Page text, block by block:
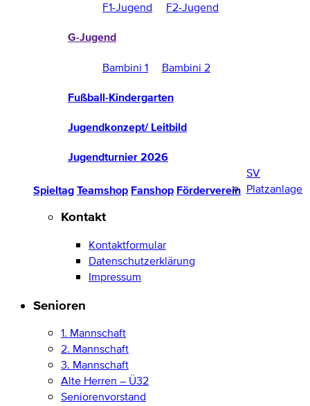
F1-Jugend F2-Jugend
G-Jugend
Bambini 1 Bambini 2
Fußball-Kindergarten
Jugendkonzept/ Leitbild
Jugendturnier 2026
Spieltag Teamshop Fanshop Förderverein
SV
Platzanlage
Kontakt
Kontaktformular
Datenschutzerklärung
Impressum
Senioren
1. Mannschaft
2. Mannschaft
3. Mannschaft
Alte Herren – Ü32
Seniorenvorstand